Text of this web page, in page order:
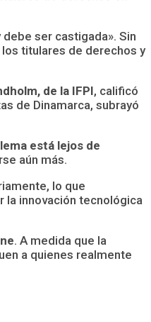
ser castigada». Sin
titulares de derechos y
de la IFPI, calificó
de Dinamarca, subrayó
está lejos de
aún más.
lo que
la innovación tecnológica
. A medida que la
a quienes realmente